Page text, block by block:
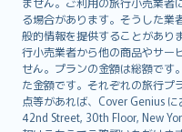
る場合があります。そうした業
般的情報を提供することがあり
行小売業者から他の商品やサー
せん。プランの金額は総額です
た金額です。それぞれの旅行プ
点等があれば、Cover Genius
42nd Street, 30th Floor, New
Slovenščina
Українська
Tiếng Việt